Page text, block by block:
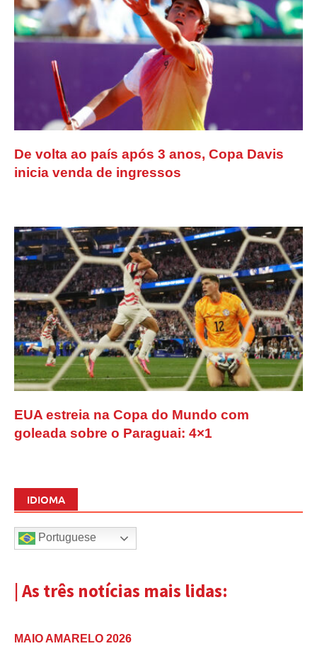
De volta ao país após 3 anos, Copa Davis
inicia venda de ingressos
EUA estreia na Copa do Mundo com
goleada sobre o Paraguai: 4×1
IDIOMA
Portuguese
| As três notícias mais lidas:
MAIO AMARELO 2026